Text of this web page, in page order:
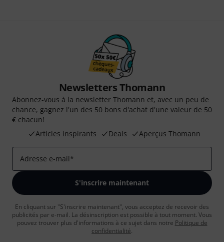
Newsletters Thomann
Abonnez-vous à la newsletter Thomann et, avec un peu de
chance, gagnez l'un des 50 bons d'achat d'une valeur de 50
€ chacun!
Articles inspirants
Deals Aperçus Thomann
Adresse e-mail*
S'inscrire maintenant
En cliquant sur "S'inscrire maintenant", vous acceptez de recevoir des
publicités par e-mail. La désinscription est possible à tout moment. Vous
pouvez trouver plus d'informations à ce sujet dans notre Politique de
confidentialité.